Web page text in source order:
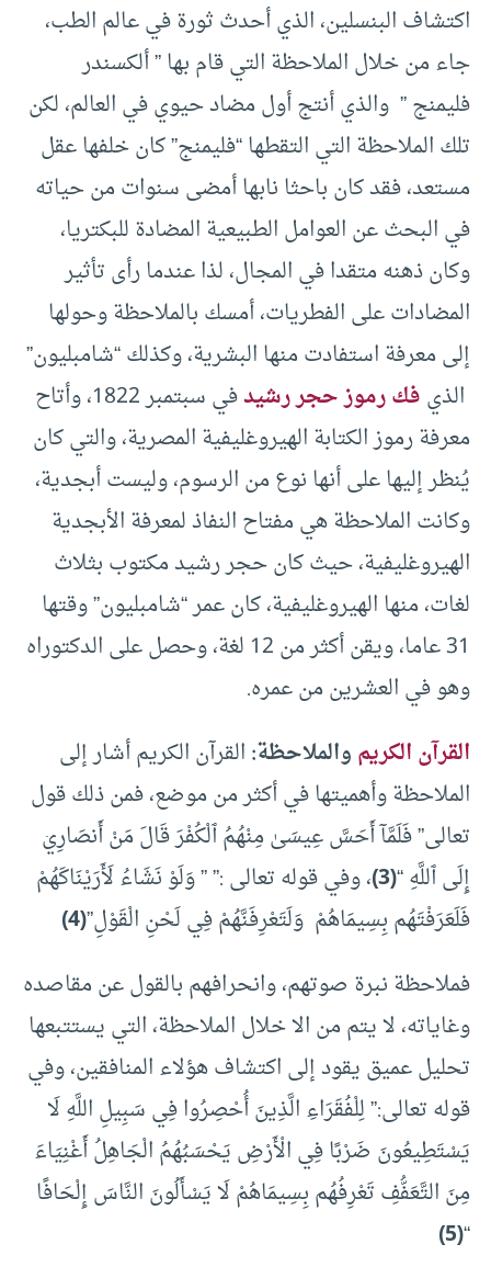
اكتشاف البنسلين، الذي أحدث ثورة في عالم الطب،
جاء من خلال الملاحظة التي قام بها ” ألكسندر
فليمنج ” والذي أنتج أول مضاد حيوي في العالم، لكن
تلك الملاحظة التي التقطها “فليمنج” كان خلفها عقل
مستعد، فقد كان باحثا نابها أمضى سنوات من حياته
في البحث عن العوامل الطبيعية المضادة للبكتريا،
وكان ذهنه متقدا في المجال، لذا عندما رأى تأثير
المضادات على الفطريات، أمسك بالملاحظة وحولها
إلى معرفة استفادت منها البشرية، وكذلك “شامبليون”
الذيفك رموز حجر رشيد
في سبتمبر 1822، وأتاح
معرفة رموز الكتابة الهيروغليفية المصرية، والتي كان
يُنظر إليها على أنها نوع من الرسوم، وليست أبجدية،
وكانت الملاحظة هي مفتاح النفاذ لمعرفة الأبجدية
الهيروغليفية، حيث كان حجر رشيد مكتوب بثلاث
لغات، منها الهيروغليفية، كان عمر “شامبليون” وقتها
31 عاما، ويقن أكثر من 12 لغة، وحصل على الدكتوراه
وهو في العشرين من عمره.
القرآن الكريموالملاحظة:القرآن الكريم أشار إلى
الملاحظة وأهميتها في أكثر من موضع، فمن ذلك قول
تعالى” فَلَمَّآ أَحَسَّ عِيسَىٰ مِنْهُمُ ٱلْكُفْرَ قَالَ مَنْ أَنصَارِيۤ
إِلَى ٱللَّهِ “(3) ، وفي قوله تعالى :” ” وَلَوْ نَشَاءُ لَأَرَيْنَاكَهُمْ
فَلَعَرَفْتَهُم بِسِيمَاهُمْ وَلَتَعْرِفَنَّهُمْ فِي لَحْنِ الْقَوْلِ”(4)
فملاحظة نبرة صوتهم، وانحرافهم بالقول عن مقاصده
وغاياته، لا يتم من الا خلال الملاحظة، التي يستتبعها
تحليل عميق يقود إلى اكتشاف هؤلاء المنافقين، وفي
قوله تعالى:” لِلْفُقَرَاءِ الَّذِينَ أُحْصِرُوا فِي سَبِيلِ اللَّهِ لَا
يَسْتَطِيعُونَ ضَرْبًا فِي الْأَرْضِ يَحْسَبُهُمُ الْجَاهِلُ أَغْنِيَاءَ
مِنَ التَّعَفُّفِ تَعْرِفُهُم بِسِيمَاهُمْ لَا يَسْأَلُونَ النَّاسَ إِلْحَافًا
“
(5)